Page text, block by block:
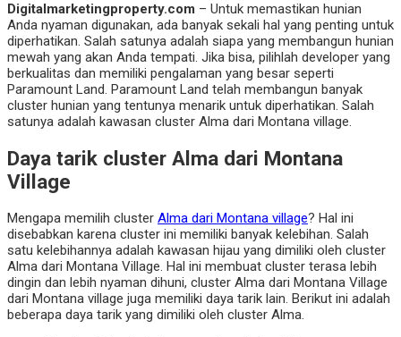
Digitalmarketingproperty.com – Untuk memastikan hunian
Anda nyaman digunakan, ada banyak sekali hal yang penting untuk
diperhatikan. Salah satunya adalah siapa yang membangun hunian
mewah yang akan Anda tempati. Jika bisa, pilihlah developer yang
berkualitas dan memiliki pengalaman yang besar seperti
Paramount Land. Paramount Land telah membangun banyak
cluster hunian yang tentunya menarik untuk diperhatikan. Salah
satunya adalah kawasan cluster Alma dari Montana village.
Daya tarik cluster Alma dari Montana
Village
Mengapa memilih cluster Alma dari Montana village? Hal ini
disebabkan karena cluster ini memiliki banyak kelebihan. Salah
satu kelebihannya adalah kawasan hijau yang dimiliki oleh cluster
Alma dari Montana Village. Hal ini membuat cluster terasa lebih
dingin dan lebih nyaman dihuni, cluster Alma dari Montana Village
dari Montana village juga memiliki daya tarik lain. Berikut ini adalah
beberapa daya tarik yang dimiliki oleh cluster Alma.